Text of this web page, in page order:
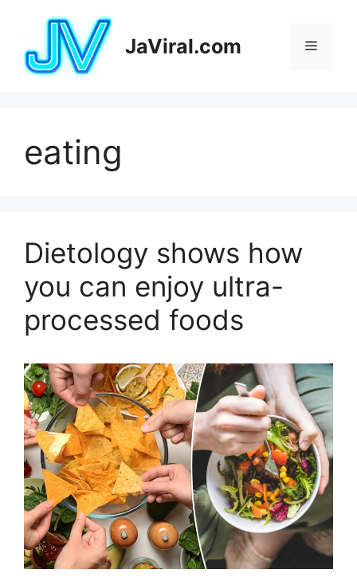
conteúdo
JaViral.com Menu
eating
Dietology shows how
you can enjoy ultra-
processed foods